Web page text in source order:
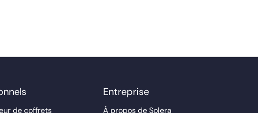
de coffrets
Entreprise
À propos de Solera